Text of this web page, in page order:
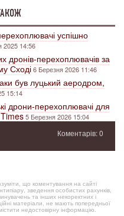
успішно
2025 14:56
дронів-перехоплювачів за
Сході6 Березня 2026 11:46
був луцький аеродром,
15:14
дрони-перехоплювачі для
5 Березня 2026 15:04
Коментарів: 0
що коментування на сайті
зведення особистих рахунків,
та інших некоректних і
матеріали, не мають попередньої
недостовірну інформацію.